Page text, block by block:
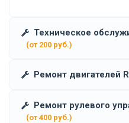
Техническое
(от 200 руб.)
Ремонт двигателей
Ремонт рулевого
(от 400 руб.)